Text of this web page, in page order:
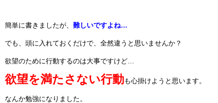
簡単に書きましたが、 難しいですよね…
でも、頭に入れておくだけで、全然違うと思いませんか？
欲望のために行動するのは大事ですけど…
欲望を満たさない行動も心掛けようと思います。
なんか勉強になりました。